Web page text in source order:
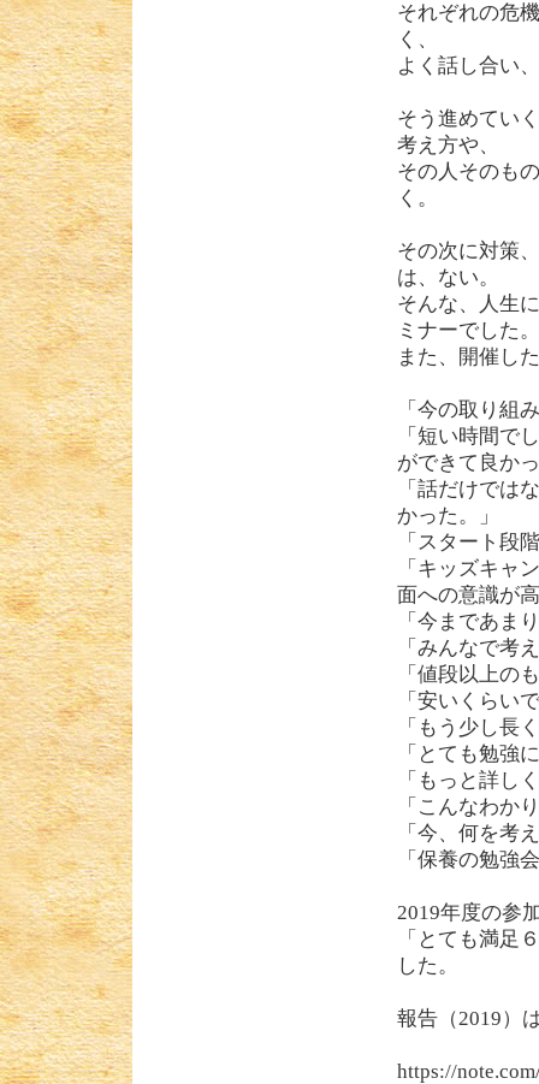
それぞれの危
く、
よく話し合い
そう進めてい
考え方や、
その人そのも
く。
その次に対策
は、ない。
そんな、人生
ミナーでした。
また、開催し
「今の取り組
「短い時間で
ができて良か
「話だけでは
かった。」
「スタート段
「キッズキャ
面への意識が
「今まであま
「みんなで考
「値段以上の
「安いくらい
「もう少し長
「とても勉強
「もっと詳し
「こんなわか
「今、何を考
「保養の勉強
2019年度の参
「とても満足
した。
報告（2019）
https://